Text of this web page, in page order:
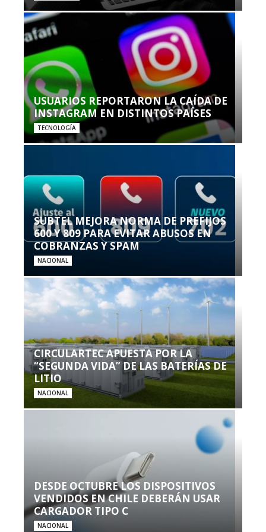
USUARIOS REPORTARON LA CAÍDA DE
INSTAGRAM EN DISTINTOS PAÍSES
TECNOLOGÍA
SUBTEL MEJORA NORMA DE PREFIJOS
600 Y 809 PARA EVITAR ABUSOS EN
COBRANZAS Y SPAM
NACIONAL
CIRCULARTEC APUESTA POR LA
“SEGUNDA VIDA” DE LAS BATERÍAS DE
LITIO
NACIONAL
DESDE OCTUBRE LOS DISPOSITIVOS
VENDIDOS EN CHILE DEBERÁN USAR
CARGADOR TIPO C
NACIONAL